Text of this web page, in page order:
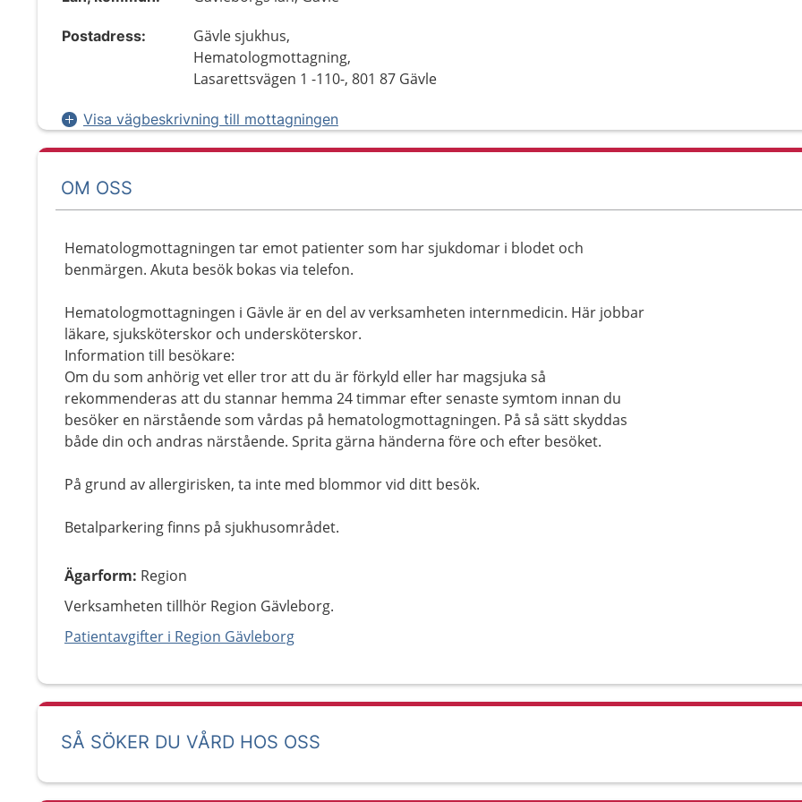
Postadress:
Gävle sjukhus,
Hematologmottagning,
Lasarettsvägen 1 -110-, 801 87 Gävle
Visa vägbeskrivning till mottagningen
OM OSS
Hematologmottagningen tar emot patienter som har sjukdomar i blodet och
benmärgen. Akuta besök bokas via telefon.
Hematologmottagningen i Gävle är en del av verksamheten internmedicin. Här jobbar
läkare, sjuksköterskor och undersköterskor.
Information till besökare:
Om du som anhörig vet eller tror att du är förkyld eller har magsjuka så
rekommenderas att du stannar hemma 24 timmar efter senaste symtom innan du
besöker en närstående som vårdas på hematologmottagningen. På så sätt skyddas
både din och andras närstående. Sprita gärna händerna före och efter besöket.
På grund av allergirisken, ta inte med blommor vid ditt besök.
Betalparkering finns på sjukhusområdet.
Ägarform: Region
Verksamheten tillhör Region Gävleborg.
Patientavgifter i Region Gävleborg
SÅ SÖKER DU VÅRD HOS OSS